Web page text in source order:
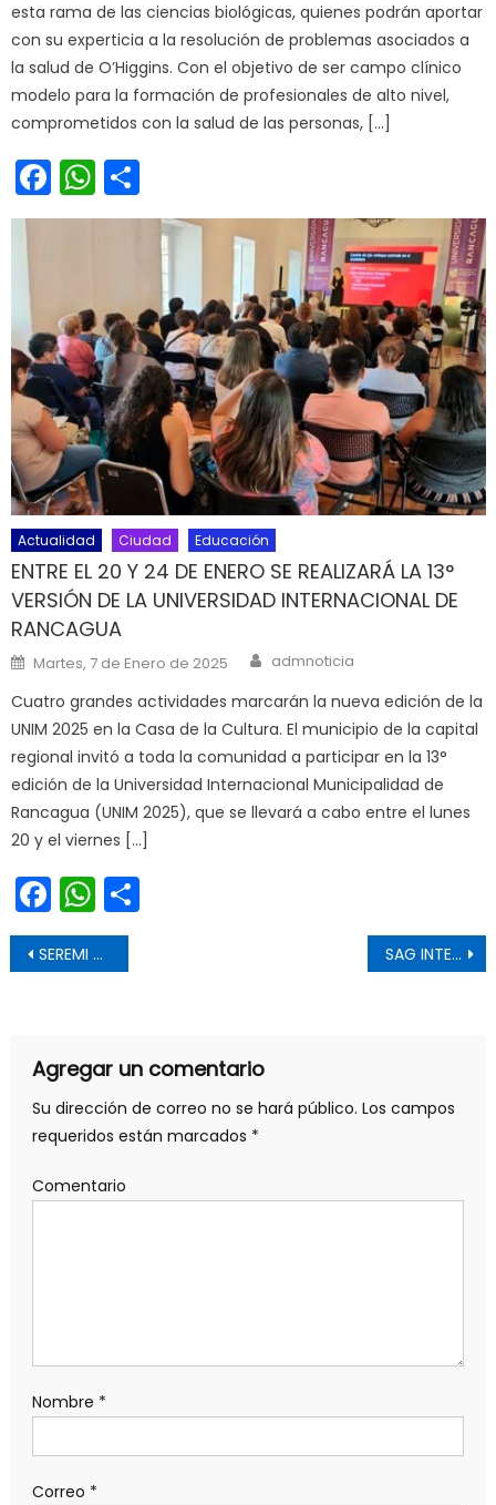
esta rama de las ciencias biológicas, quienes podrán aportar
con su experticia a la resolución de problemas asociados a
la salud de O’Higgins. Con el objetivo de ser campo clínico
modelo para la formación de profesionales de alto nivel,
comprometidos con la salud de las personas, […]
Facebook
WhatsApp
Actualidad Ciudad Educación
ENTRE EL 20 Y 24 DE ENERO SE REALIZARÁ LA 13°
VERSIÓN DE LA UNIVERSIDAD INTERNACIONAL DE
RANCAGUA
Posted on
Martes, 7 de Enero de 2025 Author
admnoticia
Cuatro grandes actividades marcarán la nueva edición de la
UNIM 2025 en la Casa de la Cultura. El municipio de la capital
regional invitó a toda la comunidad a participar en la 13°
edición de la Universidad Internacional Municipalidad de
Rancagua (UNIM 2025), que se llevará a cabo entre el lunes
20 y el viernes […]
Facebook
WhatsApp
Navegación de entradas
SEREMI DEL TRABAJO Y SEREMI DEL DEPORTE ENCABEZAN GOBIERNO EN TERRENO EN VILLA CARLOS GONZÁLEZ SAG INTENSIFICA FISCALIZACIÓN POR MOSCA DE LA FRUTA CON CONTROLES CARRETEROS SIMULTÁNEOS EN TRES REGIONES DEL PAÍS
Agregar un comentario
Su dirección de correo no se hará público. Los campos
requeridos están marcados *
Comentario
Nombre *
Correo *